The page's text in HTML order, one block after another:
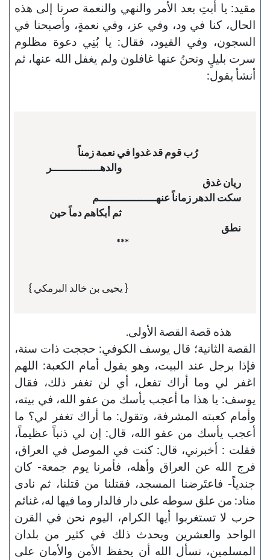
مقيد: يا أبتِ بعد الأمر والنهي والنعمة صرنا إلى هذه
الحال، كنا في ود، وفي عز، وفي نعمةٍ، وأصبحنا في
السجون، وفي القيود، فقال: يا بُنِي دعوة مظلوم
سرت بليلٍ ونحنُ عنها غافلون ولم يغفل الله عنها، ثم
أنشأ يقول:
{ يحيى بن خالد البرمكي }
هذه قصة القصة الأولى.
القصة الثانية؛ قال يوسف الكوفي: حججت ذات سنة،
فإذا برجل عند البيت، وهو يقول أمام الكعبة: اللهم
اغفر لي وما أراك تفعل، أي لن تغفر ذلك، فقال
يوسف: يا هذا ما أعجب يأسك من عفو الله، في بيته،
وأمام كعبته المشرفة، وتقول: ما أراك تغفر لي؟ ما
أعجب يأسك من عفو الله، قال: إن لي ذنباً عظيماً،
فقلت : أخبرني، قال: كنت في الموصل في العراق،
فرج الله عن العراق وأهله، فأمرنا يوم جمعة- كان
جندياً- فاعتَرضنا المسجد، فقتلنا من قتلنا، ثم نادى
مناد: من علق سوطه على دار فالدار وما فيها له، غنائم
حرب لا تستغربوا أيها الكرام، اليوم نحن في القرن
الواحد والعشرين ويحدث ذلك في كثير من بلدان
المسلمين، نسأل الله أن يحفظ الأمن والأمان على